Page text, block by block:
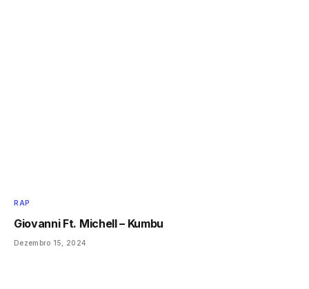
RAP
Giovanni Ft. Michell – Kumbu
Dezembro 15, 2024